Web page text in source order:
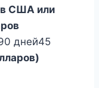
США или
дней45